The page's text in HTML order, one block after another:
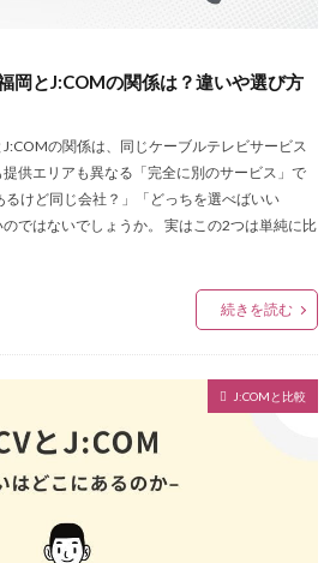
岡とJ:COMの関係は？違いや選び方
の関係は、同じケーブルテレビサービス
供エリアも異なる「完全に別のサービス」で
けど同じ会社？」「どっちを選べばいい
ではないでしょうか。 実はこの2つは単純に比
続きを読む
J:COMと比較